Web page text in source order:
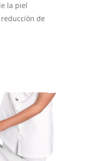
la piel
de